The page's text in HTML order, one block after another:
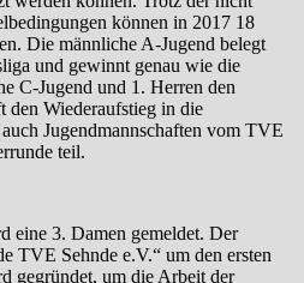
können in 2017 18
Die männliche A-Jugend belegt
und gewinnt genau wie die
C-Jugend und 1. Herren den
den Wiederaufstieg in die
Jugendmannschaften vom TVE
teil.
eine 3. Damen gemeldet. Der
TVE Sehnde e.V.“ um den ersten
gegründet, um die Arbeit der